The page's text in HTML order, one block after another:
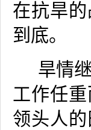
在抗旱
到底。
旱情
工作任
领头人